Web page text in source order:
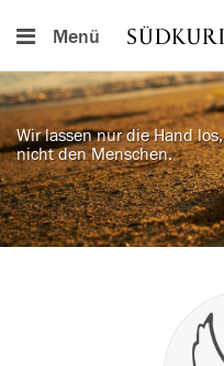
Menü
Wir lassen nur die Hand los,
nicht den Menschen.